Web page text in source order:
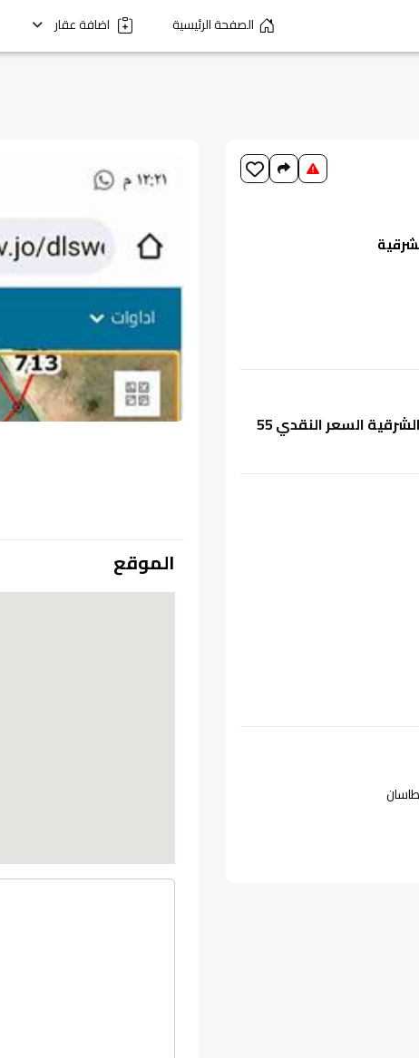
الصفحة الرئيسية اضافة عقار
الموقع
ارض للبيع في مادبا مساحة 1006م منطقة المأمونية الشرقية السعر النقدي 55